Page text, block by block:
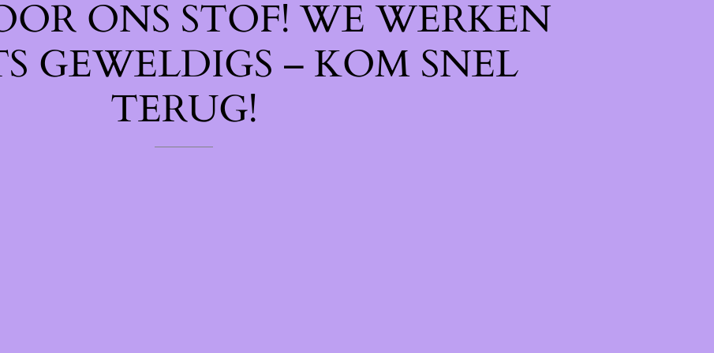
ONS STOF! WE WERKEN
GEWELDIGS – KOM SNEL
TERUG!